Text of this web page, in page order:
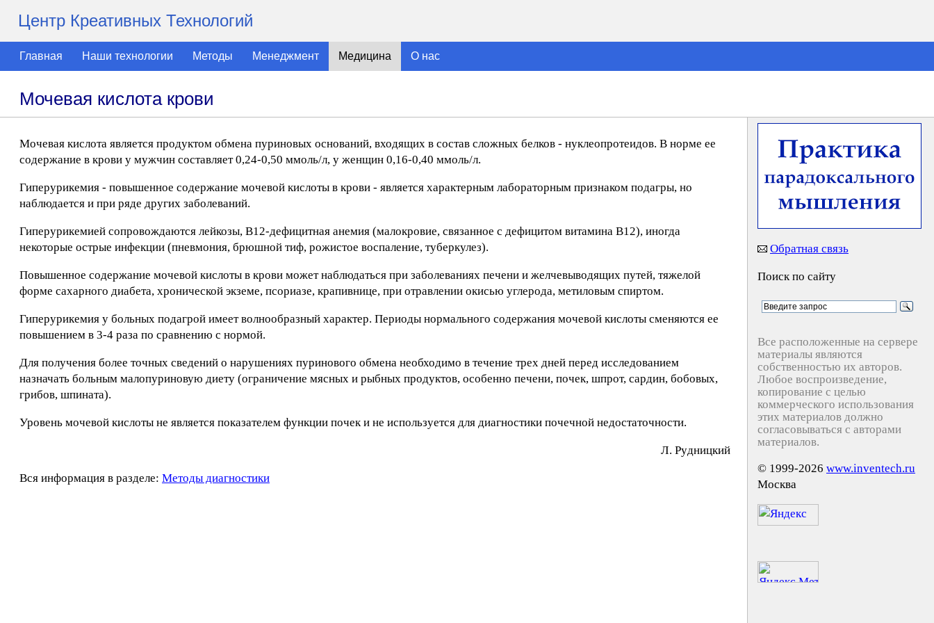
Центр Креативных Технологий
Главная Наши технологии Методы Менеджмент Медицина О нас
Мочевая кислота крови
Мочевая кислота является продуктом обмена пуриновых оснований, входящих в состав сложных белков - нуклеопротеидов. В норме ее
содержание в крови у мужчин составляет 0,24-0,50 ммоль/л, у женщин 0,16-0,40 ммоль/л.
Гиперурикемия - повышенное содержание мочевой кислоты в крови - является характерным лабораторным признаком подагры, но
наблюдается и при ряде других заболеваний.
Гиперурикемией сопровождаются лейкозы, В12-дефицитная анемия (малокровие, связанное с дефицитом витамина B12), иногда
некоторые острые инфекции (пневмония, брюшной тиф, рожистое воспаление, туберкулез).
Повышенное содержание мочевой кислоты в крови может наблюдаться при заболеваниях печени и желчевыводящих путей, тяжелой
форме сахарного диабета, хронической экземе, псориазе, крапивнице, при отравлении окисью углерода, метиловым спиртом.
Гиперурикемия у больных подагрой имеет волнообразный характер. Периоды нормального содержания мочевой кислоты сменяются ее
повышением в 3-4 раза по сравнению с нормой.
Для получения более точных сведений о нарушениях пуринового обмена необходимо в течение трех дней перед исследованием
назначать больным малопуриновую диету (ограничение мясных и рыбных продуктов, особенно печени, почек, шпрот, сардин, бобовых,
грибов, шпината).
Уровень мочевой кислоты не является показателем функции почек и не используется для диагностики почечной недостаточности.
Л. Pyдницкий
Вся информация в разделе: Методы диагностики
Обратная связь
Поиск по сайту
Все расположенные на сервере
материалы являются
собственностью их авторов.
Любое воспроизведение,
копирование с целью
коммерческого использования
этих материалов должно
согласовываться с авторами
материалов.
© 1999-2026 www.inventech.ru
Москва